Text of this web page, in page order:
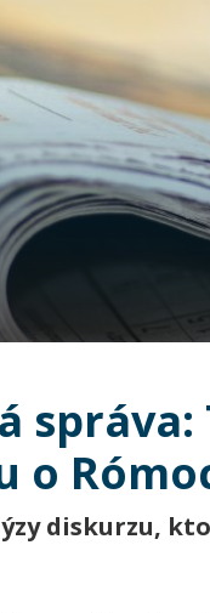
o
diskurzu,